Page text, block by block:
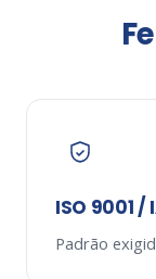
ISO 9001 /
Padrão